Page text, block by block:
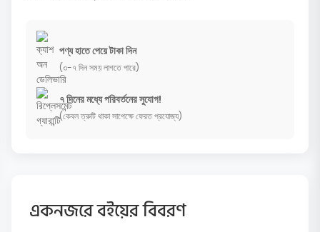
পণ্য হাতে পেয়ে টাকা দিন
(৩-৭ দিন সময় লাগতে পারে)
৭ দিনের মধ্যে পরিবর্তনের সুযোগ!
(কেবল ত্রুটি থাকা সাপেক্ষে ফেরত প্রযোজ্য)
একনজরে বইয়ের বিবরণ